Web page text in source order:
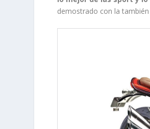
demostrado con la